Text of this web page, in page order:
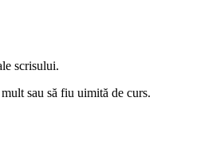
scrisului.
sau să fiu uimită de curs.